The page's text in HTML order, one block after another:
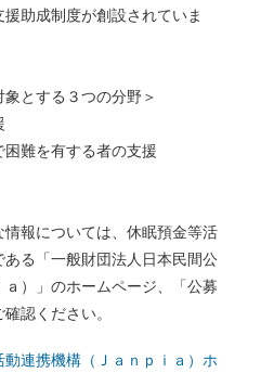
助成制度が創設されていま
とする３つの分野＞
難を有する者の支援
報については、休眠預金等活
る「一般財団法人日本民間公
）」のホームページ、「公募
認ください。
連携機構（Ｊａｎｐｉａ）ホ